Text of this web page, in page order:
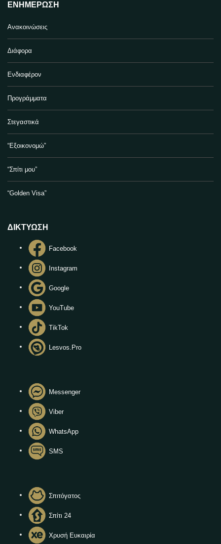
ΕΝΗΜΈΡΩΣΗ
Ανακοινώσεις
Διάφορα
Ενδιαφέρον
Προγράμματα
Στεγαστικά
“Εξοικονομώ”
“Σπίτι μου”
“Golden Visa”
ΔΙΚΤΥΩΣΗ
Facebook
Instagram
Google
YouTube
TikTok
Lesvos.Pro
Messenger
Viber
WhatsApp
SMS
Σπιτόγατος
Σπίτι 24
Χρυσή Ευκαιρία